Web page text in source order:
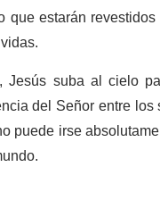
estarán
suba al cielo
del Señor entre
irse